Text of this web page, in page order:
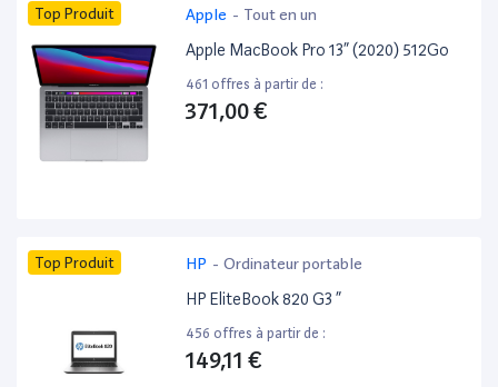
Top Produit Apple - Tout en un
Apple MacBook Pro 13” (2020) 512Go
461 offres à partir de :
371,00 €
Top Produit HP - Ordinateur portable
HP EliteBook 820 G3 ”
456 offres à partir de :
149,11 €